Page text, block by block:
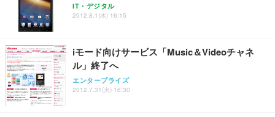
IT・デジタル
2012.8.1(水) 16:15
iモード向けサービス「Music＆Videoチャネ
ル」終了へ
エンタープライズ
2012.7.31(火) 16:30